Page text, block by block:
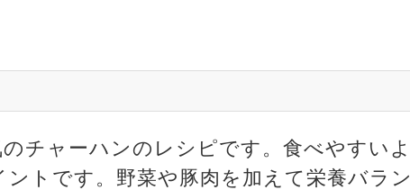
チャーハンのレシピです。食べやすいよ
トです。野菜や豚肉を加えて栄養バラン